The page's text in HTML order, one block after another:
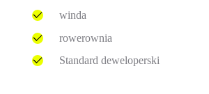
winda
rowerownia
Standard deweloperski